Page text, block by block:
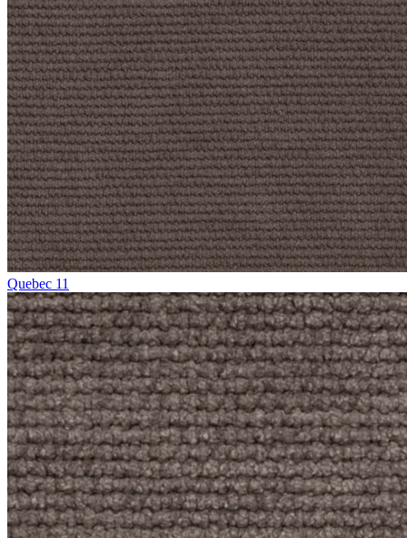
Quebec 11